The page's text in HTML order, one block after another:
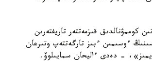
كوممۋنالدىق قىزمەتتەر تاريفتەرىن
ءوسىمىن ءبىز تارگەتتەپ وتىرعان